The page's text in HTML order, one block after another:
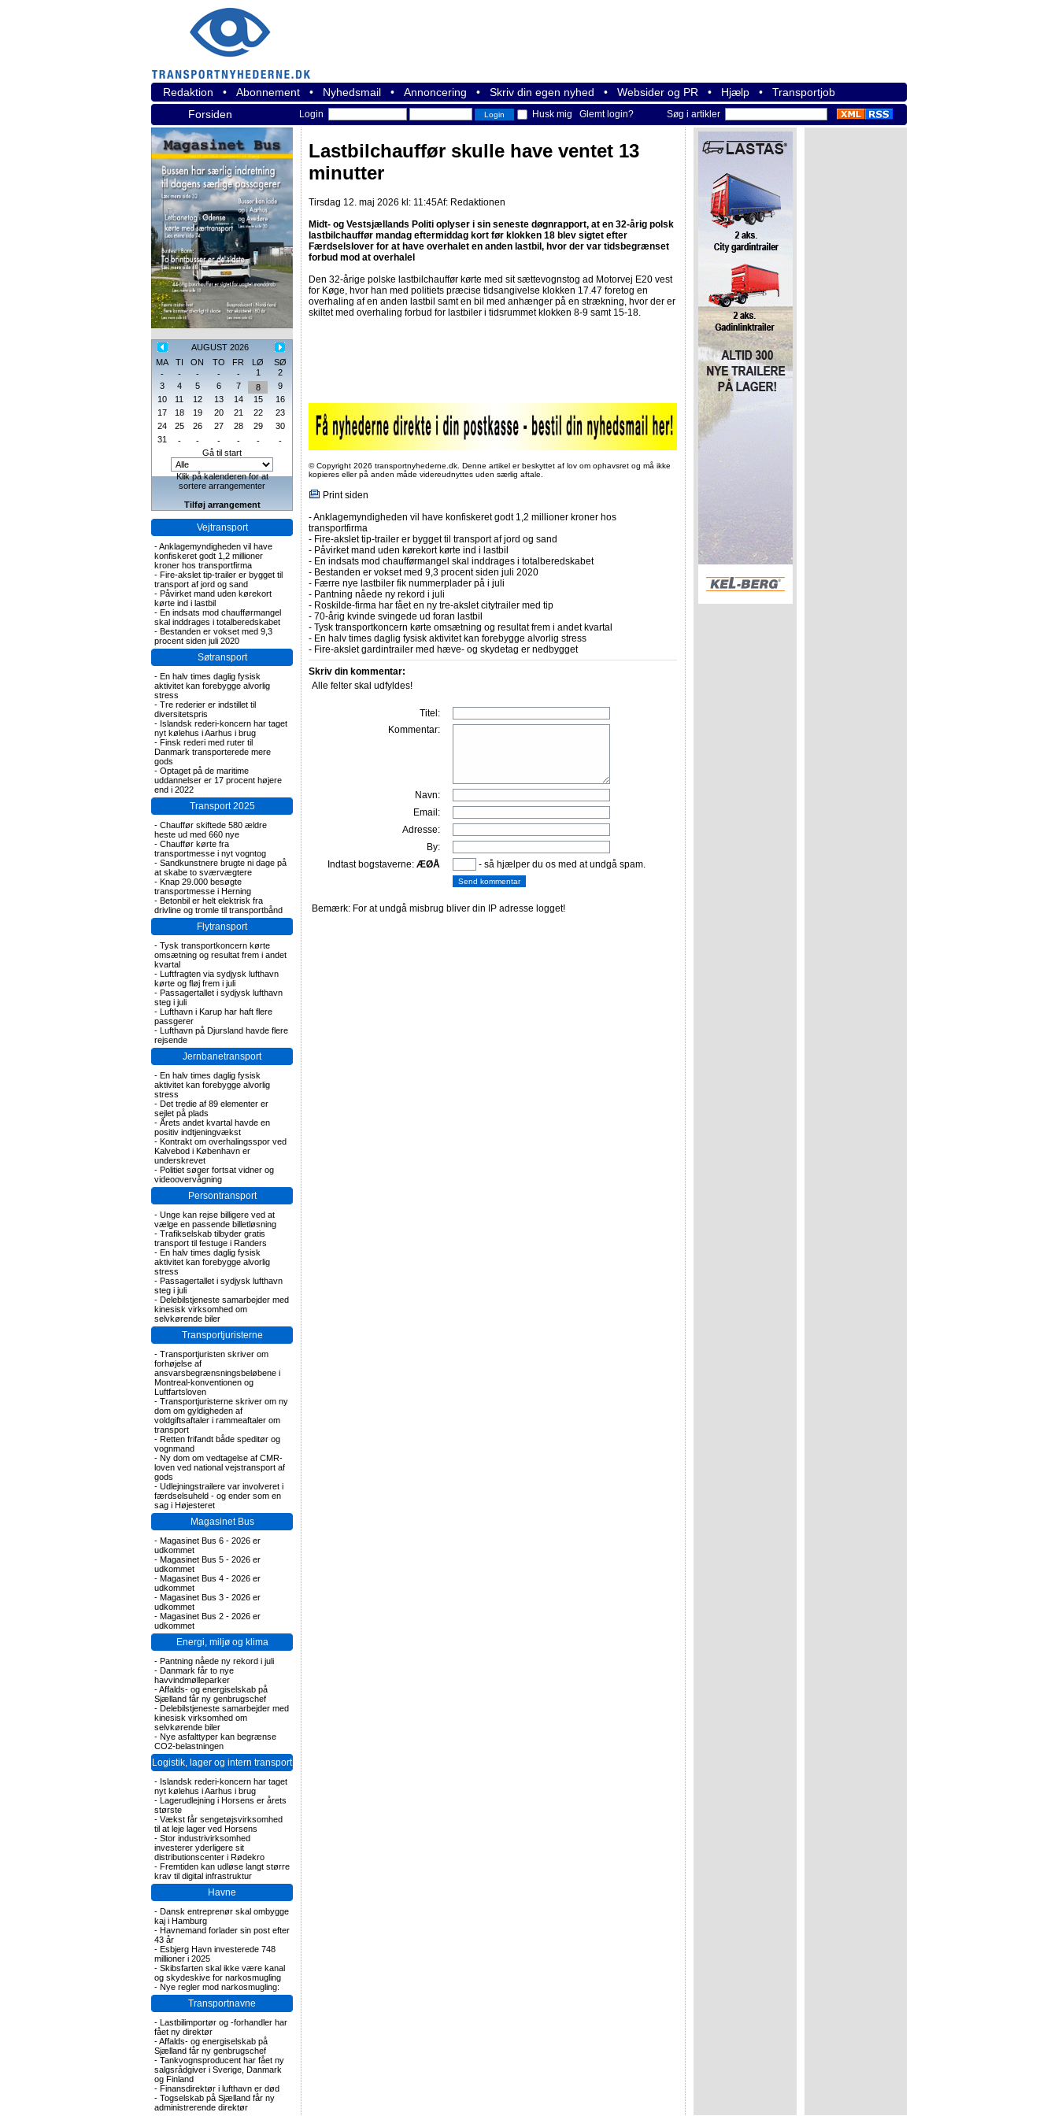
Redaktion • Abonnement • Nyhedsmail • Annoncering • Skriv din egen nyhed • Websider og PR • Hjælp • Transportjob
Forsiden
Login Husk mig Glemt login? Søg i artikler
AUGUST 2026
MA
TI ON TO FR LØ
SØ
-
- - - - 1
2
3
4 5 6 7 8
9
10
11 12 13 14 15
16
17
18 19 20 21 22
23
24
25 26 27 28 29
30
31
- - - - -
-
Gå til start
Klik på kalenderen for at
sortere arrangementer
Tilføj arrangement
Vejtransport
-Anklagemyndigheden vil have
konfiskeret godt 1,2 millioner
kroner hos transportfirma
- Fire-akslet tip-trailer er bygget til
transport af jord og sand
- Påvirket mand uden kørekort
kørte ind i lastbil
- En indsats mod chaufførmangel
skal inddrages i totalberedskabet
- Bestanden er vokset med 9,3
procent siden juli 2020
Søtransport
- En halv times daglig fysisk
aktivitet kan forebygge alvorlig
stress
- Tre rederier er indstillet til
diversitetspris
- Islandsk rederi-koncern har taget
nyt kølehus i Aarhus i brug
- Finsk rederi med ruter til
Danmark transporterede mere
gods
- Optaget på de maritime
uddannelser er 17 procent højere
end i 2022
Transport 2025
- Chauffør skiftede 580 ældre
heste ud med 660 nye
- Chauffør kørte fra
transportmesse i nyt vogntog
- Sandkunstnere brugte ni dage på
at skabe to sværvægtere
- Knap 29.000 besøgte
transportmesse i Herning
- Betonbil er helt elektrisk fra
drivline og tromle til transportbånd
Flytransport
- Tysk transportkoncern kørte
omsætning og resultat frem i andet
kvartal
- Luftfragten via sydjysk lufthavn
kørte og fløj frem i juli
- Passagertallet i sydjysk lufthavn
steg i juli
- Lufthavn i Karup har haft flere
passgerer
- Lufthavn på Djursland havde flere
rejsende
Jernbanetransport
- En halv times daglig fysisk
aktivitet kan forebygge alvorlig
stress
- Det tredie af 89 elementer er
sejlet på plads
- Årets andet kvartal havde en
positiv indtjeningvækst
- Kontrakt om overhalingsspor ved
Kalvebod i København er
underskrevet
- Politiet søger fortsat vidner og
videoovervågning
Persontransport
- Unge kan rejse billigere ved at
vælge en passende billetløsning
- Trafikselskab tilbyder gratis
transport til festuge i Randers
- En halv times daglig fysisk
aktivitet kan forebygge alvorlig
stress
- Passagertallet i sydjysk lufthavn
steg i juli
- Delebilstjeneste samarbejder med
kinesisk virksomhed om
selvkørende biler
Transportjuristerne
- Transportjuristen skriver om
forhøjelse af
ansvarsbegrænsningsbeløbene i
Montreal-konventionen og
Luftfartsloven
- Transportjuristerne skriver om ny
dom om gyldigheden af
voldgiftsaftaler i rammeaftaler om
transport
- Retten frifandt både speditør og
vognmand
- Ny dom om vedtagelse af CMR-
loven ved national vejstransport af
gods
- Udlejningstrailere var involveret i
færdselsuheld - og ender som en
sag i Højesteret
Magasinet Bus
- Magasinet Bus 6 - 2026 er
udkommet
- Magasinet Bus 5 - 2026 er
udkommet
- Magasinet Bus 4 - 2026 er
udkommet
- Magasinet Bus 3 - 2026 er
udkommet
- Magasinet Bus 2 - 2026 er
udkommet
Energi, miljø og klima
- Pantning nåede ny rekord i juli
- Danmark får to nye
havvindmølleparker
-Affalds- og energiselskab på
Sjælland får ny genbrugschef
- Delebilstjeneste samarbejder med
kinesisk virksomhed om
selvkørende biler
- Nye asfalttyper kan begrænse
CO2-belastningen
Logistik, lager og intern transport
- Islandsk rederi-koncern har taget
nyt kølehus i Aarhus i brug
- Lagerudlejning i Horsens er årets
største
- Vækst får sengetøjsvirksomhed
til at leje lager ved Horsens
- Stor industrivirksomhed
investerer yderligere sit
distributionscenter i Rødekro
- Fremtiden kan udløse langt større
krav til digital infrastruktur
Havne
- Dansk entreprenør skal ombygge
kaj i Hamburg
- Havnemand forlader sin post efter
43 år
- Esbjerg Havn investerede 748
millioner i 2025
- Skibsfarten skal ikke være kanal
og skydeskive for narkosmugling
- Nye regler mod narkosmugling:
Transportnavne
- Lastbilimportør og -forhandler har
fået ny direktør
-Affalds- og energiselskab på
Sjælland får ny genbrugschef
- Tankvognsproducent har fået ny
salgsrådgiver i Sverige, Danmark
og Finland
- Finansdirektør i lufthavn er død
- Togselskab på Sjælland får ny
administrerende direktør
Lastbilchauffør skulle have ventet 13
minutter
Tirsdag 12. maj 2026 kl: 11:45Af: Redaktionen
Midt- og Vestsjællands Politi oplyser i sin seneste døgnrapport, at en 32-årig polsk
lastbilchauffør mandag eftermiddag kort før klokken 18 blev sigtet efter
Færdselslover for at have overhalet en anden lastbil, hvor der var tidsbegrænset
forbud mod at overhalel
Den 32-årige polske lastbilchauffør kørte med sit sættevognstog ad Motorvej E20 vest
for Køge, hvor han med politiets præcise tidsangivelse klokken 17.47 foretog en
overhaling af en anden lastbil samt en bil med anhænger på en strækning, hvor der er
skiltet med overhaling forbud for lastbiler i tidsrummet klokken 8-9 samt 15-18.
© Copyright 2026 transportnyhederne.dk. Denne artikel er beskyttet af lov om ophavsret og må ikke
kopieres eller på anden måde videreudnyttes uden særlig aftale.
Print siden
-Anklagemyndigheden vil have konfiskeret godt 1,2 millioner kroner hos
transportfirma
- Fire-akslet tip-trailer er bygget til transport af jord og sand
- Påvirket mand uden kørekort kørte ind i lastbil
- En indsats mod chaufførmangel skal inddrages i totalberedskabet
- Bestanden er vokset med 9,3 procent siden juli 2020
- Færre nye lastbiler fik nummerplader på i juli
- Pantning nåede ny rekord i juli
- Roskilde-firma har fået en ny tre-akslet citytrailer med tip
- 70-årig kvinde svingede ud foran lastbil
- Tysk transportkoncern kørte omsætning og resultat frem i andet kvartal
- En halv times daglig fysisk aktivitet kan forebygge alvorlig stress
- Fire-akslet gardintrailer med hæve- og skydetag er nedbygget
Skriv din kommentar:
Alle felter skal udfyldes!
Titel:
Kommentar:
Navn:
Email:
Adresse:
By:
Indtast bogstaverne: ÆØÅ - så hjælper du os med at undgå spam.
Bemærk: For at undgå misbrug bliver din IP adresse logget!